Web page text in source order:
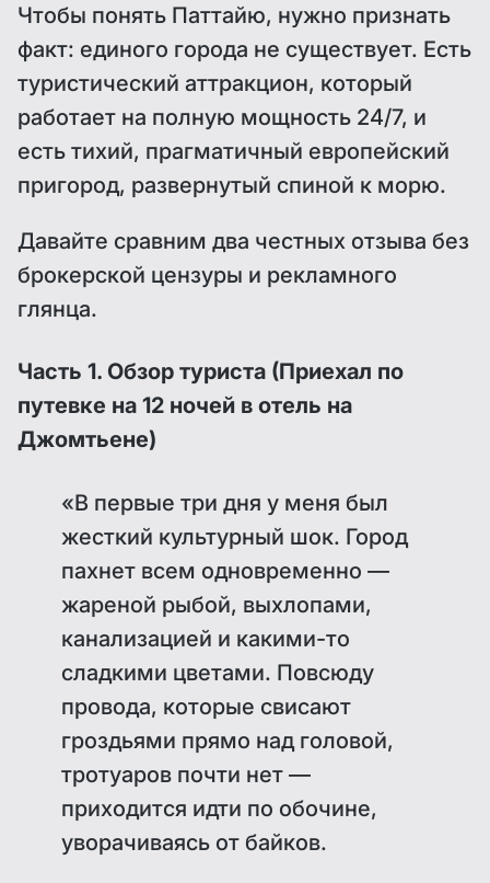
Чтобы понять Паттайю, нужно признать
факт: единого города не существует. Есть
туристический аттракцион, который
работает на полную мощность 24/7, и
есть тихий, прагматичный европейский
пригород, развернутый спиной к морю.
Давайте сравним два честных отзыва без
брокерской цензуры и рекламного
глянца.
Часть 1. Обзор туриста (Приехал по
путевке на 12 ночей в отель на
Джомтьене)
«В первые три дня у меня был
жесткий культурный шок. Город
пахнет всем одновременно —
жареной рыбой, выхлопами,
канализацией и какими-то
сладкими цветами. Повсюду
провода, которые свисают
гроздьями прямо над головой,
тротуаров почти нет —
приходится идти по обочине,
уворачиваясь от байков.